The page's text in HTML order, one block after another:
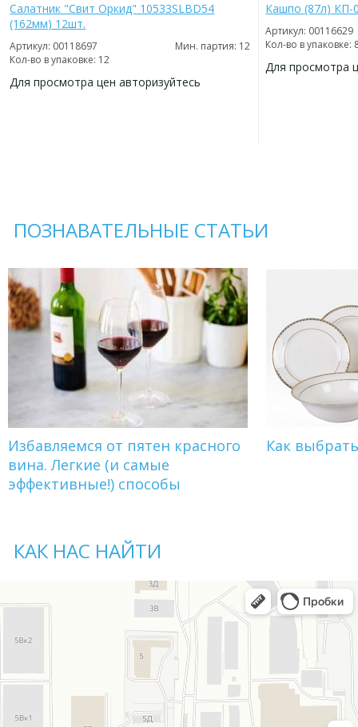
Салатник "Свит Оркид" 10533SLBD54
(162мм) 12шт.
Артикул: 00118697
Мин. партия: 12
Кол-во в упаковке: 12
Для просмотра цен авторизуйтесь
Кашпо (87л) КП-
Артикул: 00116629
Кол-во в упаковке:
Для просмотра
ПОЗНАВАТЕЛЬНЫЕ СТАТЬИ
Избавляемся от пятен красного
вина. Легкие (и самые
эффективные!) способы
Как
КАК НАС НАЙТИ